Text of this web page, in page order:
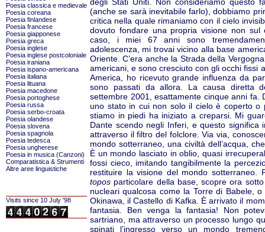
Poesia classica e medievale
Poesia coreana
Poesia finlandese
Poesia francese
Poesia giapponese
Poesia greca
Poesia inglese
Poesia inglese postcoloniale
Poesia iraniana
Poesia ispano-americana
Poesia italiana
Poesia lituana
Poesia macedone
Poesia portoghese
Poesia russa
Poesia serbo-croata
Poesia olandese
Poesia slovena
Poesia spagnola
Poesia tedesca
Poesia ungherese
Poesia in musica (Canzoni)
Comparatistica & Strumenti
Altre aree linguistiche
Visits since 10 July '98
(anche se sarà inevitabile farlo), dobbiamo
critica nella quale rimaniamo con il cielo
dovuto fondare una propria visione non
caso, i miei 67 anni sono
adolescenza, mi trovai vicino alla base
Oriente. C’era anche la Strada della
americani, e sono cresciuto con gli occhi fissi
America, ho ricevuto grande influenza da
sono passati da allora. La causa diretta
settembre 2001, esattamente cinque anni fa.
uno stato in cui non solo il cielo è coperto o
stiamo in piedi ha iniziato a creparsi. Mi
Dante scendo negli Inferi, e questo
attraverso il filtro del folclore. Via via,
mondo sotterraneo, una civiltà dell’acqua,
È un mondo lasciato in oblio, quasi
fossi cieco, imitando tangibilmente la
restituire la visione del mondo
topos particolare della base, scopre ora
nucleari qualcosa come la Torre di Babele,
Okinawa, il Castello di Kafka. È arrivato il
fantasia. Ben venga la fantasia! Non
sartriano, ma attraverso un processo lungo
spinati l’ingresso verso un mondo